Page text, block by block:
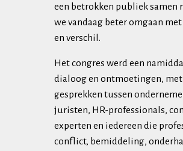
een betrokken publiek samen
we vandaag beter omgaan
en verschil.
Het congres werd een
dialoog en ontmoetingen,
gesprekken tussen
juristen, HR-professionals,
experten en iedereen die
conflict, bemiddeling,